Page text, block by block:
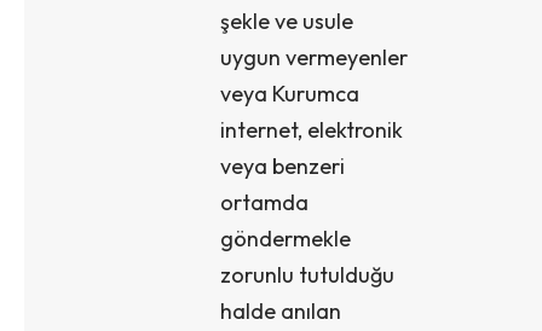
şekle ve usule
uygun vermeyenler
veya Kurumca
internet, elektronik
veya benzeri
ortamda
göndermekle
zorunlu tutulduğu
halde anılan